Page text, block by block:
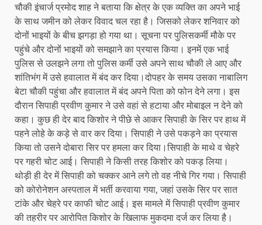
चौकी इंचार्ज प्रमोद शाह ने बताया कि क्षेत्र के एक व्यक्ति का अपने भाई
के साथ जमीन को लेकर विवाद चल रहा है। जिसको लेकर शनिवार को
दोनों भाइयों के बीच झगड़ा हो गया था। सूचना पर पुलिसकर्मी मौके पर
पहुंचे और दोनों भाइयों को समझाने का प्रयास किया। इनमें एक भाई
पुलिस से उलझने लगा तो पुलिस कर्मी उसे अपने साथ चौकी ले आए और
शांतिभंग में उसे हवालात में बंद कर दिया।दोपहर के समय उसका नाबालिग
बेटा चौकी पहुंचा और हवालात में बंद अपने पिता को फोन देने लगा। इस
दौरान सिपाही प्रवीण कुमार ने उसे वहां से हटाया और मोबाइल न देने को
कहा। कुछ ही देर बाद किशोर ने पीछे से आकर सिपाही के सिर पर हाथ में
पहने लोहे के कड़े से वार कर दिया। सिपाही ने उसे पकड़ने का प्रयास
किया तो उसने दोबारा सिर पर हमला कर दिया।सिपाही के माथे व चेहरे
पर गहरी चोट आई। सिपाही ने किसी तरह किशोर को पकड़ लिया।
थोड़ी ही देर में सिपाही को चक्कर आने लगे तो वह नीचे गिर गया। सिपाही
को कोरोनेशन अस्पताल में भर्ती करवाया गया, जहां उसके सिर पर सात
टांके और चेहरे पर काफी चोट आई। इस मामले में सिपाही प्रवीण कुमार
की तहरीर पर आरोपित किशोर के खिलाफ मुकदमा दर्ज कर लिया है।